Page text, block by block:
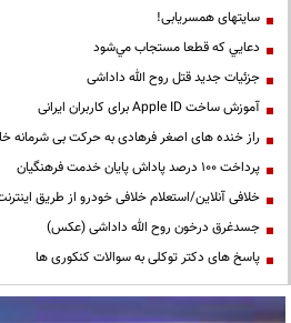
سایتهای همسریابی!
دعايي كه قطعا مستجاب مي‌شود
جزئیات جدید قتل روح الله داداشی
آموزش ساخت Apple ID برای کاربران ایرانی
راز خنده های اصغر فرهادی به حرکت بی شرمانه
پرداخت ۱۰۰ درصد پاداش پایان خدمت فرهنگیان
خلافی آنلاین/استعلام خلافی خودرو از طریق
جسدغرق درخون روح الله داداشی (عکس)
پاسخ های دکتر توکلی به سوالات کنکوری ها